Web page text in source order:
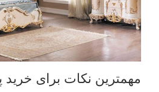
مهمترین نکات برای خرید